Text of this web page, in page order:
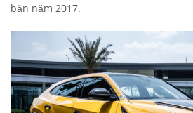
bản năm 2017.